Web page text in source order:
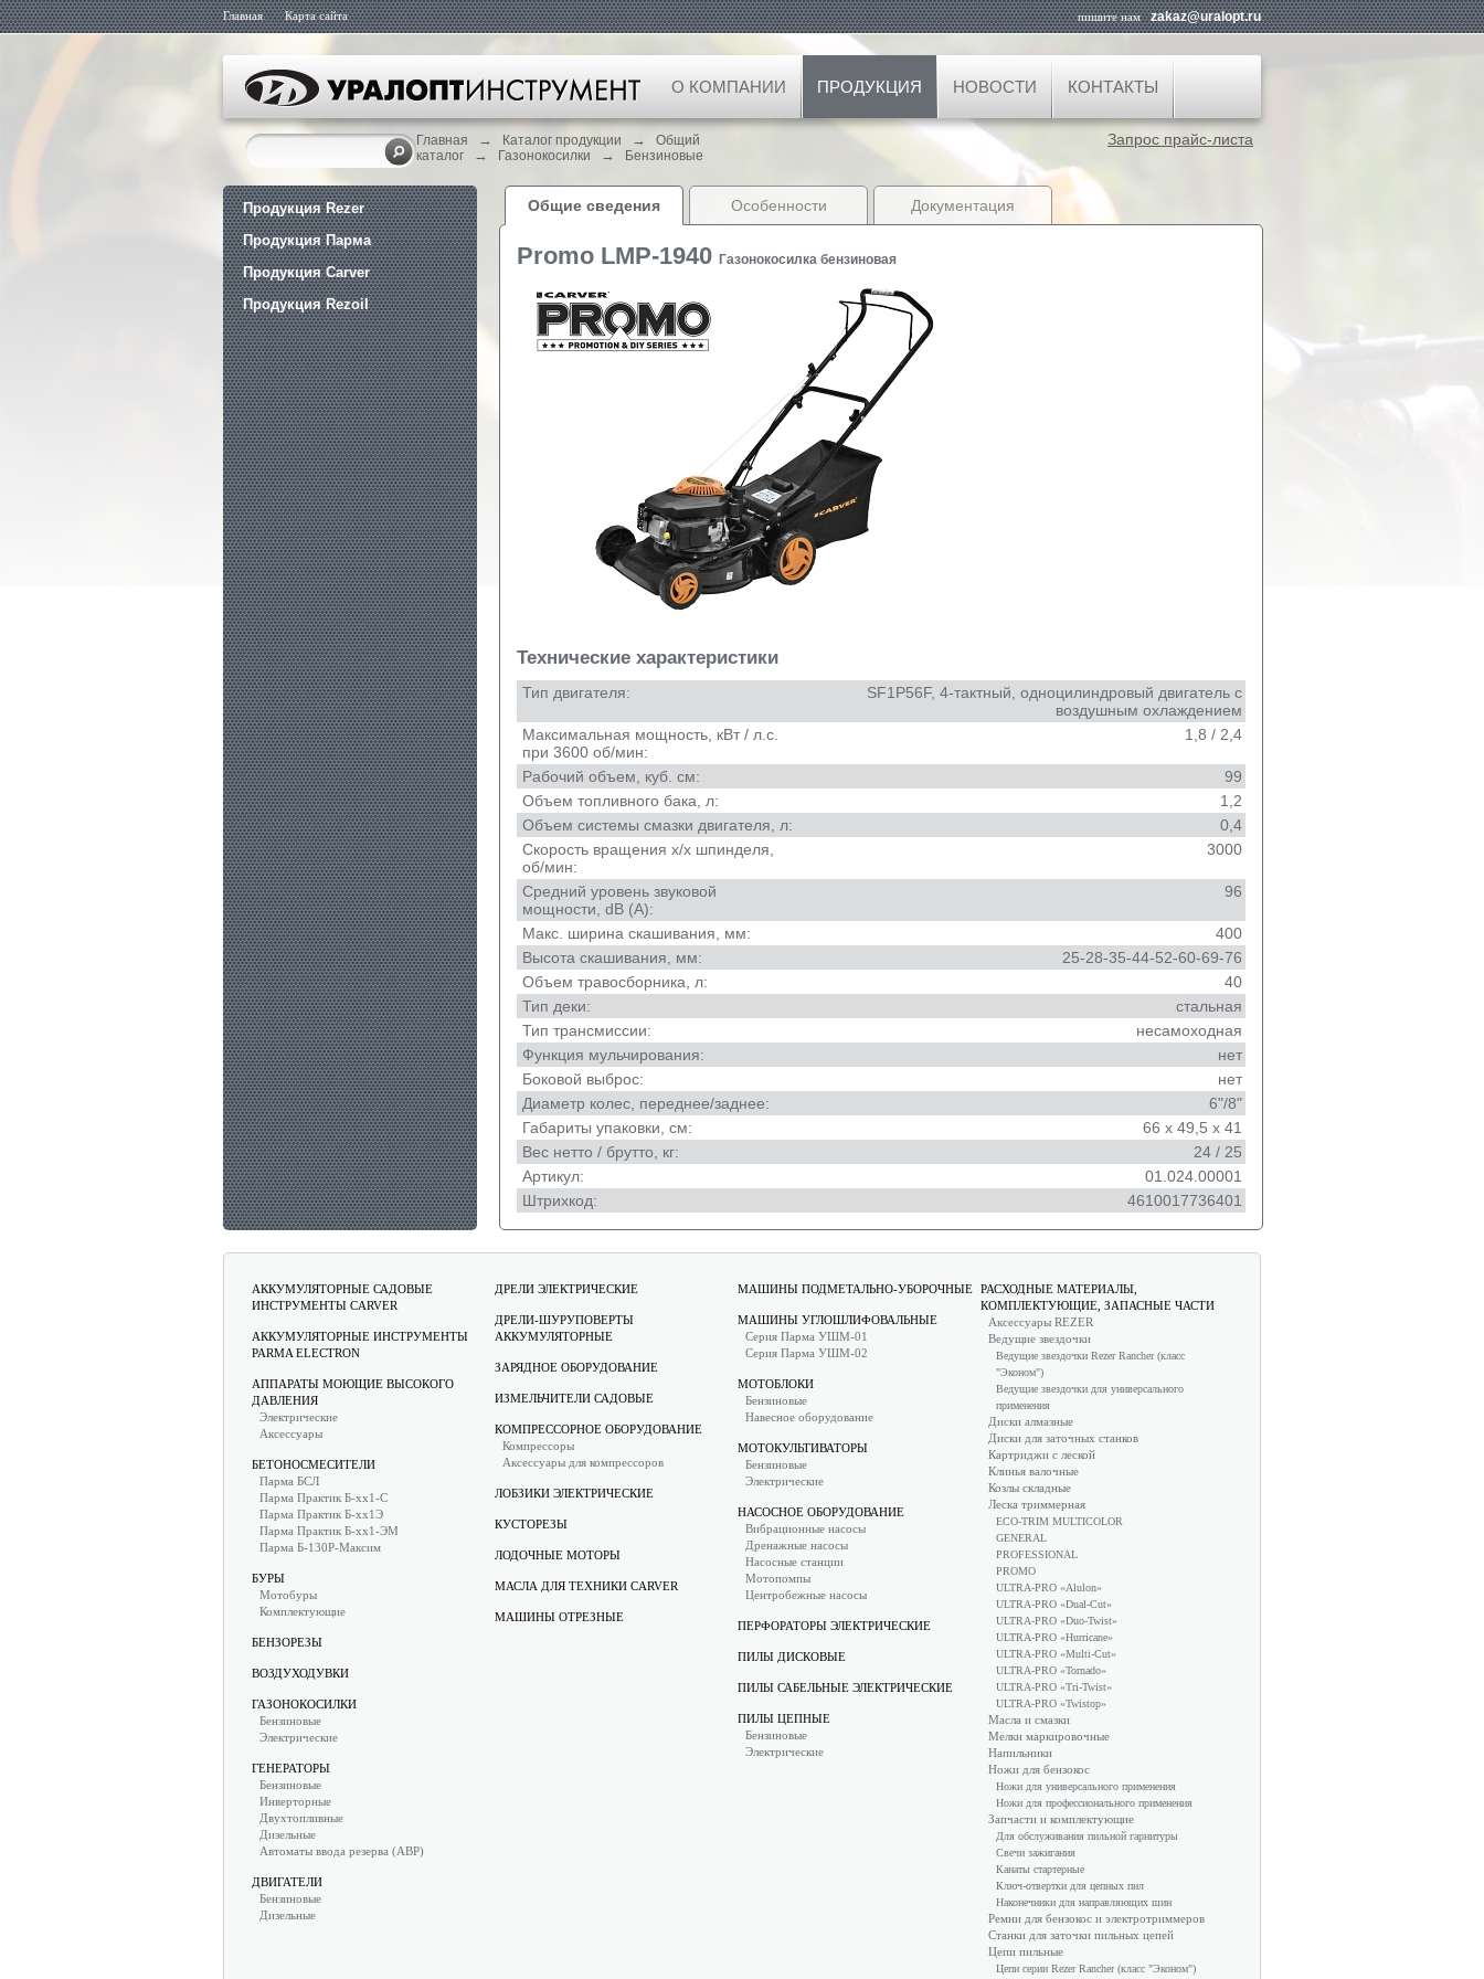
Главная Карта сайта пишите намzakaz@uralopt.ru
О КОМПАНИИ ПРОДУКЦИЯ НОВОСТИ КОНТАКТЫ
Главная → Каталог продукции →
Общий
каталог
→ Газонокосилки → Бензиновые
Запрос прайс-листа
Продукция Rezer
Продукция Парма
Продукция Carver
Продукция Rezoil
Общие сведения Особенности Документация
Promo LMP-1940 Газонокосилка бензиновая
Технические характеристики
Тип двигателя:
SF1P56F, 4-тактный, одноцилиндровый двигатель с
воздушным охлаждением
Максимальная мощность, кВт / л.с.
при 3600 об/мин:
1,8 / 2,4
Рабочий объем, куб. см:
99
Объем топливного бака, л:
1,2
Объем системы смазки двигателя, л:
0,4
Скорость вращения х/х шпинделя,
об/мин:
3000
Средний уровень звуковой
мощности, dB (A):
96
Макс. ширина скашивания, мм:
400
Высота скашивания, мм:
25-28-35-44-52-60-69-76
Объем травосборника, л:
40
Тип деки:
стальная
Тип трансмиссии:
несамоходная
Функция мульчирования:
нет
Боковой выброс:
нет
Диаметр колес, переднее/заднее:
6"/8"
Габариты упаковки, см:
66 х 49,5 х 41
Вес нетто / брутто, кг:
24 / 25
Артикул:
01.024.00001
Штрихкод:
4610017736401
АККУМУЛЯТОРНЫЕ САДОВЫЕ
ИНСТРУМЕНТЫ CARVER
АККУМУЛЯТОРНЫЕ ИНСТРУМЕНТЫ
PARMA ELECTRON
АППАРАТЫ МОЮЩИЕ ВЫСОКОГО
ДАВЛЕНИЯ
Электрические
Аксессуары
БЕТОНОСМЕСИТЕЛИ
Парма БСЛ
Парма Практик Б-хх1-С
Парма Практик Б-хх1Э
Парма Практик Б-хх1-ЭМ
Парма Б-130Р-Максим
БУРЫ
Мотобуры
Комплектующие
БЕНЗОРЕЗЫ
ВОЗДУХОДУВКИ
ГАЗОНОКОСИЛКИ
Бензиновые
Электрические
ГЕНЕРАТОРЫ
Бензиновые
Инверторные
Двухтопливные
Дизельные
Автоматы ввода резерва (АВР)
ДВИГАТЕЛИ
Бензиновые
Дизельные
ДРЕЛИ ЭЛЕКТРИЧЕСКИЕ
ДРЕЛИ-ШУРУПОВЕРТЫ
АККУМУЛЯТОРНЫЕ
ЗАРЯДНОЕ ОБОРУДОВАНИЕ
ИЗМЕЛЬЧИТЕЛИ САДОВЫЕ
КОМПРЕССОРНОЕ ОБОРУДОВАНИЕ
Компрессоры
Аксессуары для компрессоров
ЛОБЗИКИ ЭЛЕКТРИЧЕСКИЕ
КУСТОРЕЗЫ
ЛОДОЧНЫЕ МОТОРЫ
МАСЛА ДЛЯ ТЕХНИКИ CARVER
МАШИНЫ ОТРЕЗНЫЕ
МАШИНЫ ПОДМЕТАЛЬНО-УБОРОЧНЫЕ
МАШИНЫ УГЛОШЛИФОВАЛЬНЫЕ
Серия Парма УШМ-01
Серия Парма УШМ-02
МОТОБЛОКИ
Бензиновые
Навесное оборудование
МОТОКУЛЬТИВАТОРЫ
Бензиновые
Электрические
НАСОСНОЕ ОБОРУДОВАНИЕ
Вибрационные насосы
Дренажные насосы
Насосные станции
Мотопомпы
Центробежные насосы
ПЕРФОРАТОРЫ ЭЛЕКТРИЧЕСКИЕ
ПИЛЫ ДИСКОВЫЕ
ПИЛЫ САБЕЛЬНЫЕ ЭЛЕКТРИЧЕСКИЕ
ПИЛЫ ЦЕПНЫЕ
Бензиновые
Электрические
РАСХОДНЫЕ МАТЕРИАЛЫ,
КОМПЛЕКТУЮЩИЕ, ЗАПАСНЫЕ ЧАСТИ
Аксессуары REZER
Ведущие звездочки
Ведущие звездочки Rezer Rancher (класс
"Эконом")
Ведущие звездочки для универсального
применения
Диски алмазные
Диски для заточных станков
Картриджи с леской
Клинья валочные
Козлы складные
Леска триммерная
ECO-TRIM MULTICOLOR
GENERAL
PROFESSIONAL
PROMO
ULTRA-PRO «Alulon»
ULTRA-PRO «Dual-Cut»
ULTRA-PRO «Duo-Twist»
ULTRA-PRO «Hurricane»
ULTRA-PRO «Multi-Cut»
ULTRA-PRO «Tornado»
ULTRA-PRO «Tri-Twist»
ULTRA-PRO «Twistop»
Масла и смазки
Мелки маркировочные
Напильники
Ножи для бензокос
Ножи для универсального применения
Ножи для профессионального применения
Запчасти и комплектующие
Для обслуживания пильной гарнитуры
Свечи зажигания
Канаты стартерные
Ключ-отвертки для цепных пил
Наконечники для направляющих шин
Ремни для бензокос и электротриммеров
Станки для заточки пильных цепей
Цепи пильные
Цепи серии Rezer Rancher (класс "Эконом")